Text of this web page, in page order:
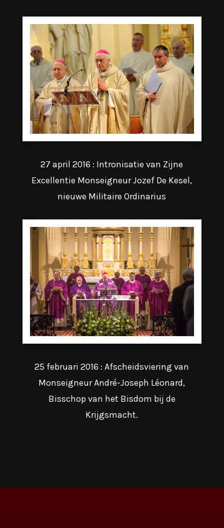
27 april 2016 : Intronisatie van Zijne
Excellentie Monseigneur Jozef De Kesel,
nieuwe Militaire Ordinarius
25 februari 2016 : Afscheidsviering van
Monseigneur André-Joseph Léonard,
Bisschop van het Bisdom bij de
Krijgsmacht.